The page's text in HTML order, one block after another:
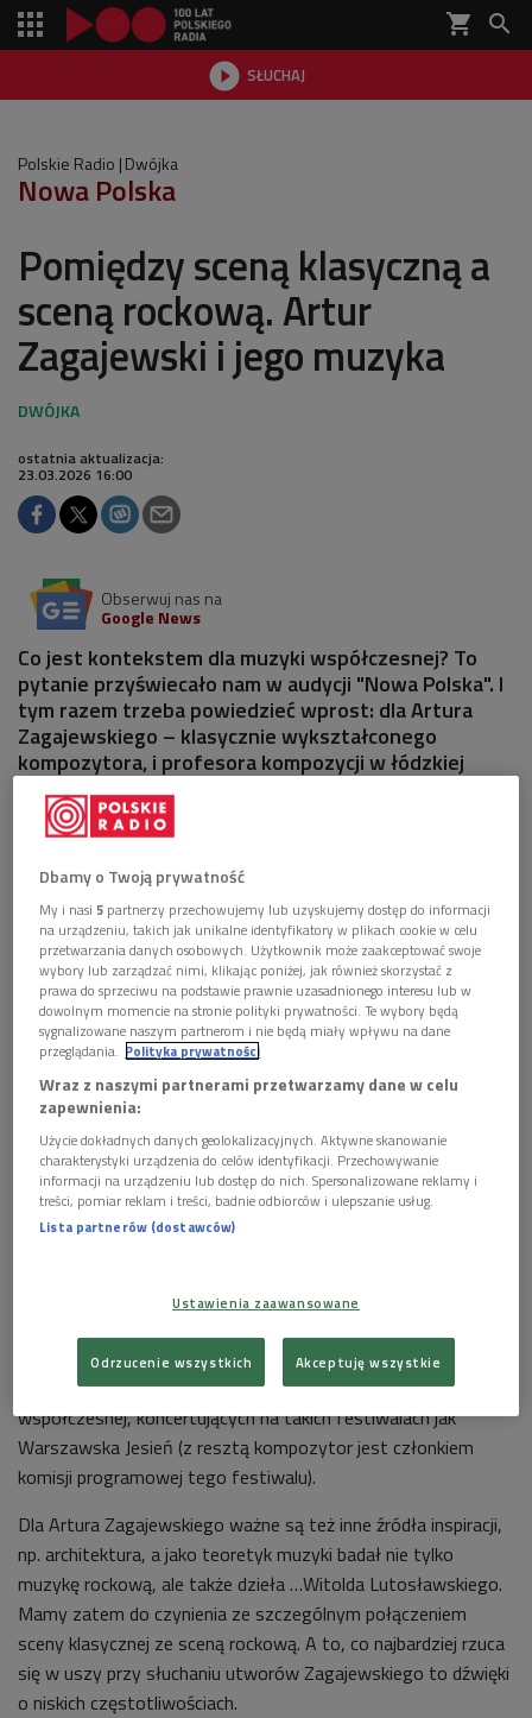
shopping_cart 
 SŁUCHAJ

Polskie Radio Dwójka
Nowa Polska
Pomiędzy sceną klasyczną a
sceną rockową. Artur
Zagajewski i jego muzyka
ostatnia aktualizacja:
23.03.2026 16:00
Obserwuj nas na
Google News
Co jest kontekstem dla muzyki współczesnej? To
pytanie przyświecało nam w audycji "Nowa Polska". I
tym razem trzeba powiedzieć wprost: dla Artura
Zagajewskiego – klasycznie wykształconego
kompozytora, i profesora kompozycji w łódzkiej
Akademii Muzycznej - jest to przede wszystkim:
punk rock, trash metal, death metal i popkulturowe
albumy lat 80. i 90.
Cechą charakterystyczną utworów Artura Zagajewskiego są dźwięki o niskich
częstotliwościach Foto: Rafał Masłow
Artur Zagajewskitrafił do tego cyklu, a nie
utwory nie są wprost punk rockowe, death metalowe czy
trash metalowe, są skomponowane dla zespołów muzyki
współczesnej, koncertujących na takich festiwalach jak
Warszawska Jesień (z resztą kompozytor jest członkiem
komisji programowej tego festiwalu).
Dla Artura Zagajewskiego ważne są też inne źródła inspiracji,
np. architektura, a jako teoretyk muzyki badał nie tylko
muzykę rockową, ale także dzieła …Witolda Lutosławskiego.
Mamy zatem do czynienia ze szczególnym połączeniem
sceny klasycznej ze sceną rockową. A to, co najbardziej rzuca
się w uszy przy słuchaniu utworów Zagajewskiego to dźwięki
o niskich częstotliwościach.
Dbamy o Twoją prywatność
My i nasi5 partnerzy przechowujemy lub uzyskujemy dostęp do informacji
na urządzeniu, takich jak unikalne identyfikatory w plikach cookie w celu
przetwarzania danych osobowych. Użytkownik może zaakceptować swoje
wybory lub zarządzać nimi, klikając poniżej, jak również skorzystać z
prawa do sprzeciwu na podstawie prawnie uzasadnionego interesu lub w
dowolnym momencie na stronie polityki prywatności. Te wybory będą
sygnalizowane naszym partnerom i nie będą miały wpływu na dane
przeglądania. Polityka prywatności
Wraz z naszymi partnerami przetwarzamy dane w celu
zapewnienia:
Użycie dokładnych danych geolokalizacyjnych. Aktywne skanowanie
charakterystyki urządzenia do celów identyfikacji. Przechowywanie
informacji na urządzeniu lub dostęp do nich. Spersonalizowane reklamy i
treści, pomiar reklam i treści, badnie odbiorców i ulepszanie usług.
Lista partnerów (dostawców)
Ustawienia zaawansowane
Odrzucenie wszystkich Akceptuję wszystkie